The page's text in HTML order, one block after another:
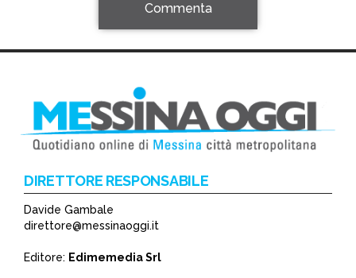
*
Commenta
DIRETTORE RESPONSABILE
Davide Gambale
direttore@messinaoggi.it
Editore: Edimemedia Srl